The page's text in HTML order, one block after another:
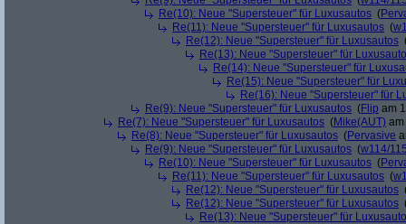
Re(10): Neue "Supersteuer" für Luxusautos (
Re(11): Neue "Supersteuer" für Luxusautos (
Re(12): Neue "Supersteuer" für Luxusautos
Re(13): Neue "Supersteuer" für
Re(14): Neue "Supersteuer" für
Re(15): Neue "Supersteuer" für
Re(16): Neue "Supersteuer" für
Re(9): Neue "Supersteuer" für Luxusautos (Flip am
Re(7): Neue "Supersteuer" für Luxusautos (Mike(AUT)
Re(8): Neue "Supersteuer" für Luxusautos (Pervasive
Re(9): Neue "Supersteuer" für Luxusautos (w114/
Re(10): Neue "Supersteuer" für Luxusautos (
Re(11): Neue "Supersteuer" für Luxusautos (
Re(12): Neue "Supersteuer" für Luxusautos
Re(12): Neue "Supersteuer" für Luxusautos
Re(13): Neue "Supersteuer" für